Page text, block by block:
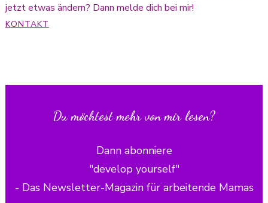
jetzt etwas ändern? Dann melde dich bei mir!
KONTAKT
Du möchtest mehr von mir lesen?
Dann abonniere
"develop yourself"
- Das Newsletter-Magazin für arbeitende Mamas